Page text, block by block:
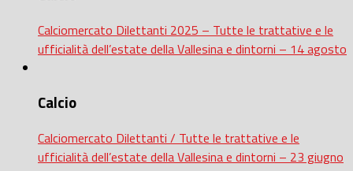
Calciomercato Dilettanti 2025 – Tutte le trattative e le
ufficialità dell’estate della Vallesina e dintorni – 14 agosto
Calcio
Calciomercato Dilettanti / Tutte le trattative e le
ufficialità dell’estate della Vallesina e dintorni – 23 giugno